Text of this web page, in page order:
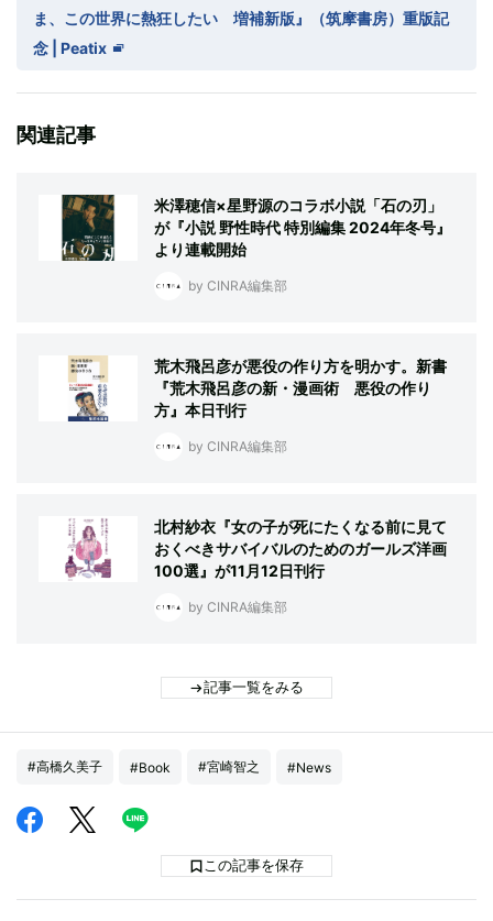
ま、この世界に熱狂したい 増補新版』（筑摩書房）重版記
念 | Peatix
関連記事
米澤穂信×星野源のコラボ小説「石の刃」
が『小説 野性時代 特別編集 2024年冬号』
より連載開始
by CINRA編集部
荒木飛呂彦が悪役の作り方を明かす。新書
『荒木飛呂彦の新・漫画術 悪役の作り
方』本日刊行
by CINRA編集部
北村紗衣『女の子が死にたくなる前に見て
おくべきサバイバルのためのガールズ洋画
100選』が11月12日刊行
by CINRA編集部
記事一覧をみる
#高橋久美子 #Book #宮崎智之 #News
この記事を保存